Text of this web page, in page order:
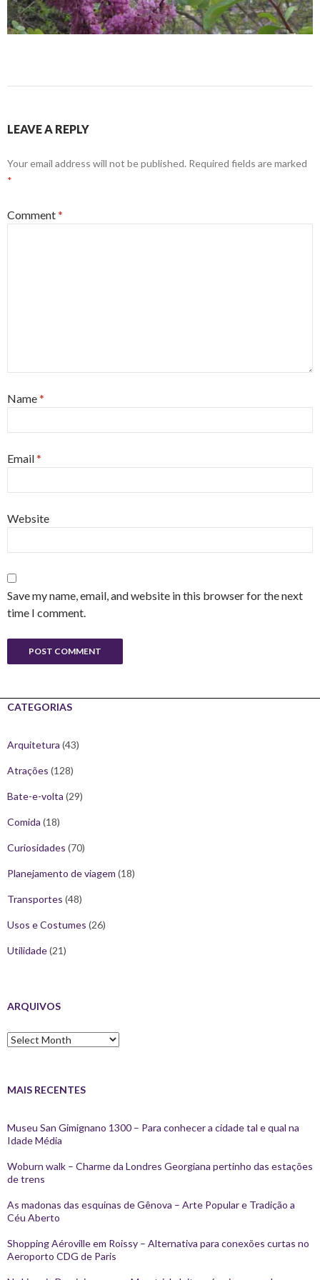
LEAVE A REPLY
Your email address will not be published. Required fields are marked
*
Comment*
Name*
Email*
Website
Save my name, email, and website in this browser for the next
time I comment.
CATEGORIAS
Arquitetura (43)
Atrações (128)
Bate-e-volta (29)
Comida (18)
Curiosidades (70)
Planejamento de viagem (18)
Transportes (48)
Usos e Costumes (26)
Utilidade(21)
ARQUIVOS
Arquivos
MAIS RECENTES
Museu San Gimignano 1300 – Para conhecer a cidade tal e qual na
Idade Média
Woburn walk – Charme da Londres Georgiana pertinho das estações
de trens
As madonas das esquinas de Gênova – Arte Popular e Tradição a
Céu Aberto
Shopping Aéroville em Roissy – Alternativa para conexões curtas no
Aeroporto CDG de Paris